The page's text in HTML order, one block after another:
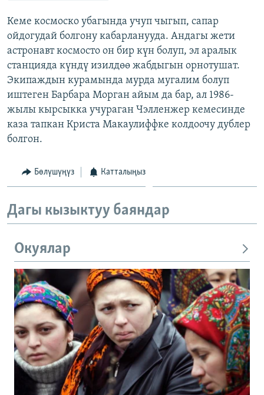
ДАНИСТЕ
АЗАТТЫК+
ЫҢГАЙСЫЗ СУРООЛОР
ОНЛАЙН ШЕРИНЕ
ЭЕ/АРнун бардык сайттары
Кеме космоско убагында учуп чыгып, сапар
ойдогудай болгону кабарланууда. Андагы жети
астронавт космосто он бир күн болуп, эл аралык
станцияда күндү изилдөө жабдыгын орнотушат.
Экипаждын курамында мурда мугалим болуп
иштеген Барбара Морган айым да бар, ал 1986-
жылы кырсыкка учураган Чэлленжер кемесинде
каза тапкан Криста Макаулиффке колдоочу дублер
болгон.
Бөлүшүңүз Катталыңыз
Дагы кызыктуу баяндар
Окуялар